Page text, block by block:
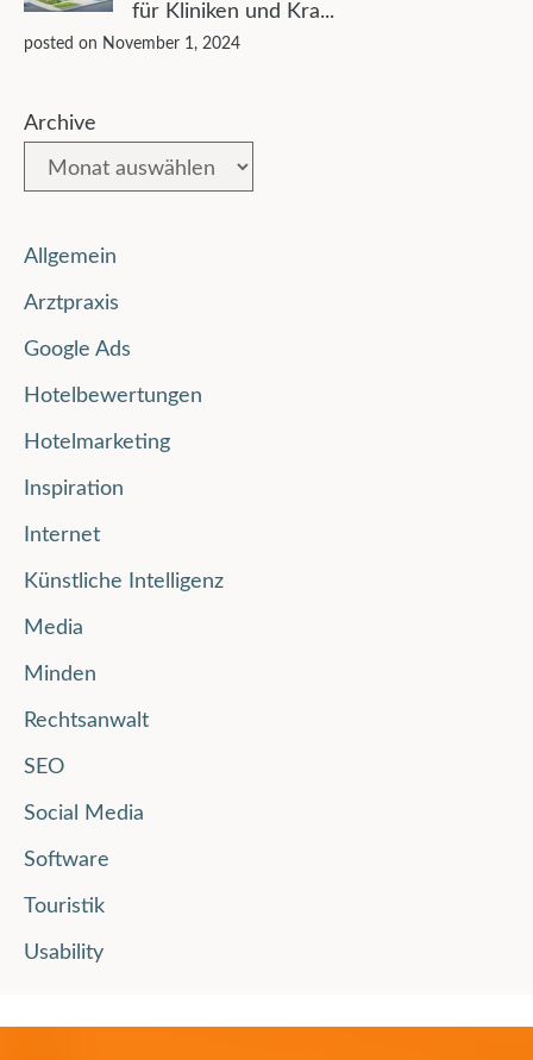
für Kliniken und Kra...
posted on November 1, 2024
Archive
Allgemein
Arztpraxis
Google Ads
Hotelbewertungen
Hotelmarketing
Inspiration
Internet
Künstliche Intelligenz
Media
Minden
Rechtsanwalt
SEO
Social Media
Software
Touristik
Usability